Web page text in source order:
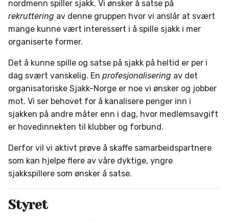
nordmenn spiller sjakk. Vi ønsker å satse på
rekruttering av denne gruppen hvor vi anslår at svært
mange kunne vært interessert i å spille sjakk i mer
organiserte former.
Det å kunne spille og satse på sjakk på heltid er per i
dag svært vanskelig. En profesjonalisering av det
organisatoriske Sjakk-Norge er noe vi ønsker og jobber
mot. Vi ser behovet for å kanalisere penger inn i
sjakken på andre måter enn i dag, hvor medlemsavgift
er hovedinnekten til klubber og forbund.
Derfor vil vi aktivt prøve å skaffe samarbeidspartnere
som kan hjelpe flere av våre dyktige, yngre
sjakkspillere som ønsker å satse.
Styret